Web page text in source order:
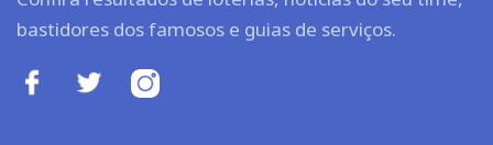
bastidores dos famosos e guias de serviços.